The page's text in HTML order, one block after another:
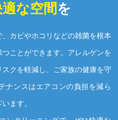
な空間を
カビやホコリなどの雑菌を根本
ことができます。アレルゲンを
クを軽減し、ご家族の健康を守
ナンスはエアコンの負担を減ら
ます。